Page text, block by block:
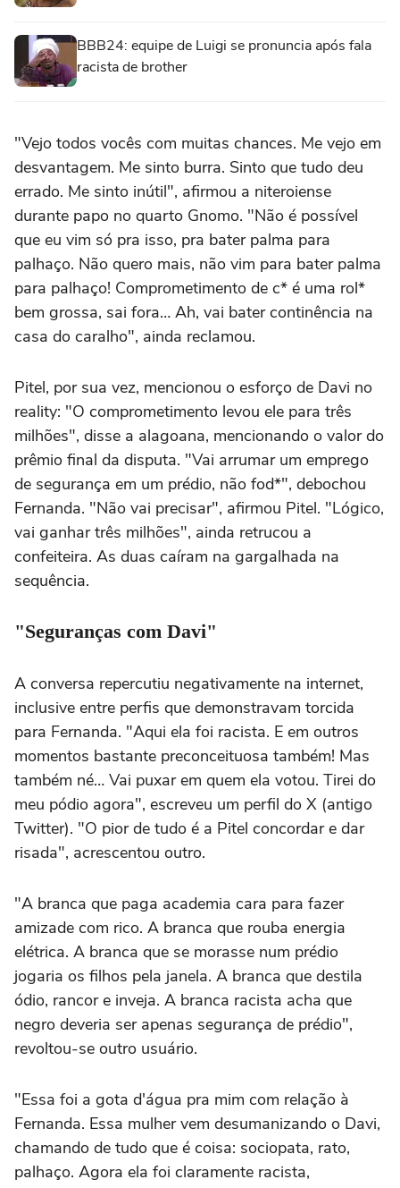
BBB24: equipe de Luigi se pronuncia após fala
racista de brother
"Vejo todos vocês com muitas chances. Me vejo em
desvantagem. Me sinto burra. Sinto que tudo deu
errado. Me sinto inútil", afirmou a niteroiense
durante papo no quarto Gnomo. "Não é possível
que eu vim só pra isso, pra bater palma para
palhaço. Não quero mais, não vim para bater palma
para palhaço! Comprometimento de c* é uma rol*
bem grossa, sai fora… Ah, vai bater continência na
casa do caralho", ainda reclamou.
Pitel, por sua vez, mencionou o esforço de Davi no
reality: "O comprometimento levou ele para três
milhões", disse a alagoana, mencionando o valor do
prêmio final da disputa. "Vai arrumar um emprego
de segurança em um prédio, não fod*", debochou
Fernanda. "Não vai precisar", afirmou Pitel. "Lógico,
vai ganhar três milhões", ainda retrucou a
confeiteira. As duas caíram na gargalhada na
sequência.
"Seguranças com Davi"
A conversa repercutiu negativamente na internet,
inclusive entre perfis que demonstravam torcida
para Fernanda. "Aqui ela foi racista. E em outros
momentos bastante preconceituosa também! Mas
também né… Vai puxar em quem ela votou. Tirei do
meu pódio agora", escreveu um perfil do X (antigo
Twitter). "O pior de tudo é a Pitel concordar e dar
risada", acrescentou outro.
"A branca que paga academia cara para fazer
amizade com rico. A branca que rouba energia
elétrica. A branca que se morasse num prédio
jogaria os filhos pela janela. A branca que destila
ódio, rancor e inveja. A branca racista acha que
negro deveria ser apenas segurança de prédio",
revoltou-se outro usuário.
"Essa foi a gota d'água pra mim com relação à
Fernanda. Essa mulher vem desumanizando o Davi,
chamando de tudo que é coisa: sociopata, rato,
palhaço. Agora ela foi claramente racista,